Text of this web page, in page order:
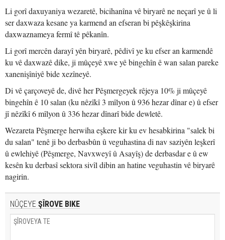
Li gorî daxuyaniya wezaretê, bicihanîna vê biryarê ne neçarî ye û li
ser daxwaza kesane ya karmend an efseran bi pêşkêşkirina
daxwaznameya fermî tê pêkanîn.
Li gorî mercên darayî yên biryarê, pêdivî ye ku efser an karmendê
ku vê daxwazê dike, ji mûçeyê xwe yê bingehîn ê wan salan pareke
xanenişîniyê bide xezîneyê.
Di vê çarçoveyê de, divê her Pêşmergeyek rêjeya 10% ji mûçeyê
bingehîn ê 10 salan (ku nêzîkî 3 mîlyon û 936 hezar dînar e) û efser
jî nêzîkî 6 mîlyon û 336 hezar dînarî bide dewletê.
Wezareta Pêşmerge herwiha eşkere kir ku ev hesabkirina "salek bi
du salan" tenê ji bo derbasbûn û veguhastina di nav saziyên leşkerî
û ewlehiyê (Pêşmerge, Navxweyî û Asayîş) de derbasdar e û ew
kesên ku derbasî sektora sivîl dibin an hatine veguhastin vê biryarê
nagirin.
NÛÇEYE ŞÎROVE BIKE